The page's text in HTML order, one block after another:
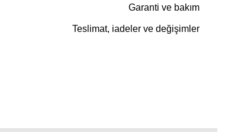
Garanti ve bakım
Teslimat, iadeler ve değişimler